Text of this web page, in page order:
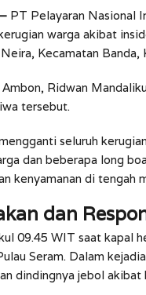
PT Pelayaran Nasional
warga akibat
Kecamatan
Ridwan
tersebut.
seluruh
dan beberapa long
kenyamanan di tengah
dan
09.45 WIT saat kapal
Seram. Dalam
dindingnya jebol akibat